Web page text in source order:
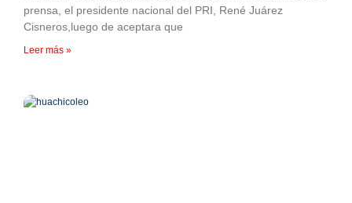
prensa, el presidente nacional del PRI, René Juárez
Cisneros,luego de aceptara que
Leer más »